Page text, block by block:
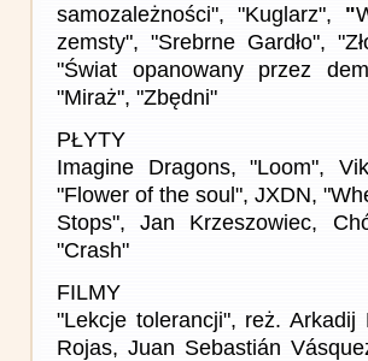
samozależności", "Kuglarz",
"
zemsty", "Srebrne Gardło",
"Świat opanowany przez
"Miraż", "Zbędni"
PŁYTY
Imagine Dragons, "Loom",
"Flower of the soul", JXDN,
Stops", Jan Krzeszowiec,
"Crash"
FILMY
"Lekcje tolerancji", reż.
Rojas, Juan Sebastián